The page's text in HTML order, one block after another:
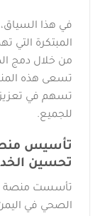
المبتكرة التي
من خلال دمج
تسعى هذه
تسهم في
للجميع.
تحسين
الصحي في